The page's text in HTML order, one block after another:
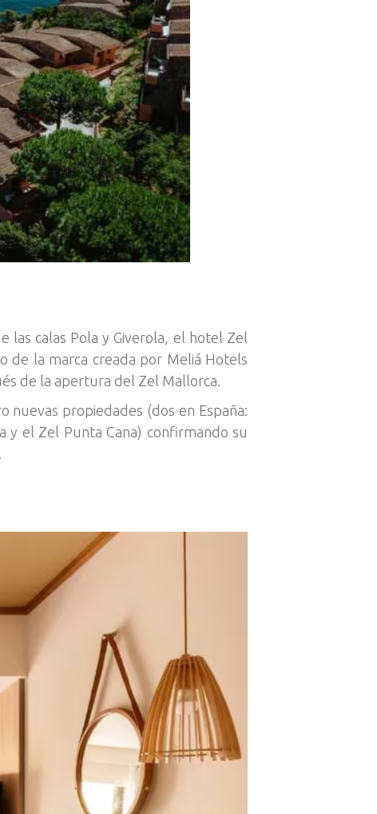
las calas Pola y Giverola, el hotel Zel
de la marca creada por Meliá Hotels
de la apertura del Zel Mallorca.
propiedades (dos en España:
y el Zel Punta Cana) confirmando su